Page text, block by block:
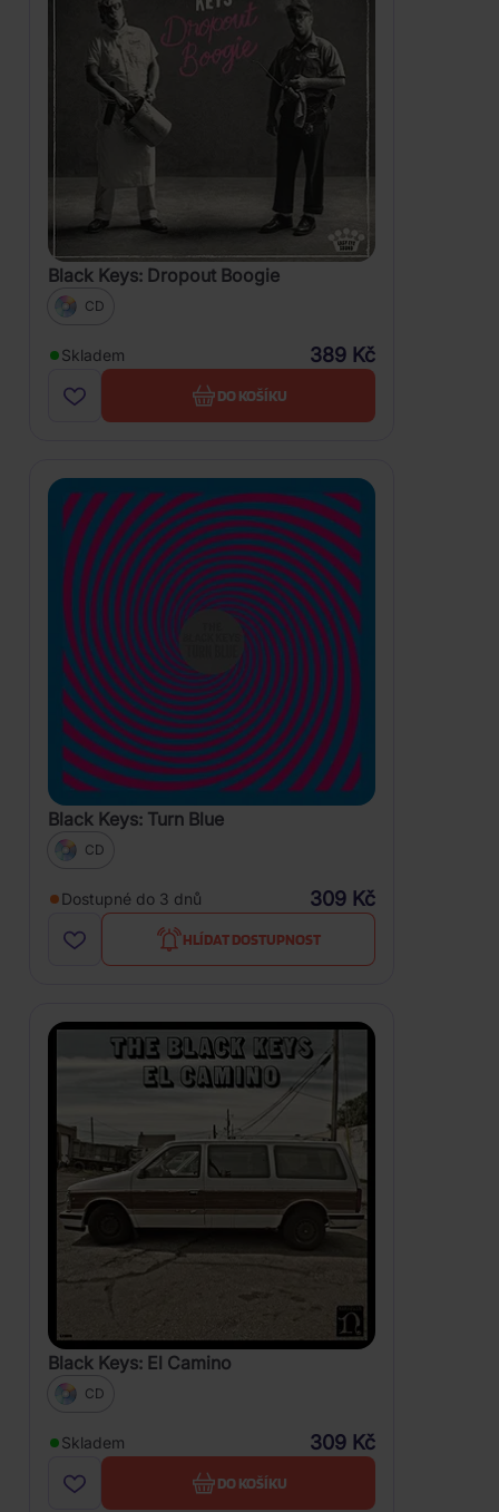
Black Keys: Dropout Boogie
CD
Skladem 389 Kč
DO KOŠÍKU
Black Keys: Turn Blue
CD
Dostupné do 3 dnů 309 Kč
HLÍDAT DOSTUPNOST
Black Keys: El Camino
CD
Skladem 309 Kč
DO KOŠÍKU